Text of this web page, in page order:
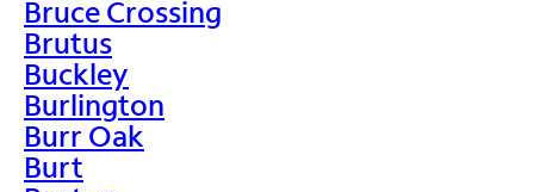
Bruce Crossing
Brutus
Buckley
Burlington
Burr Oak
Burt